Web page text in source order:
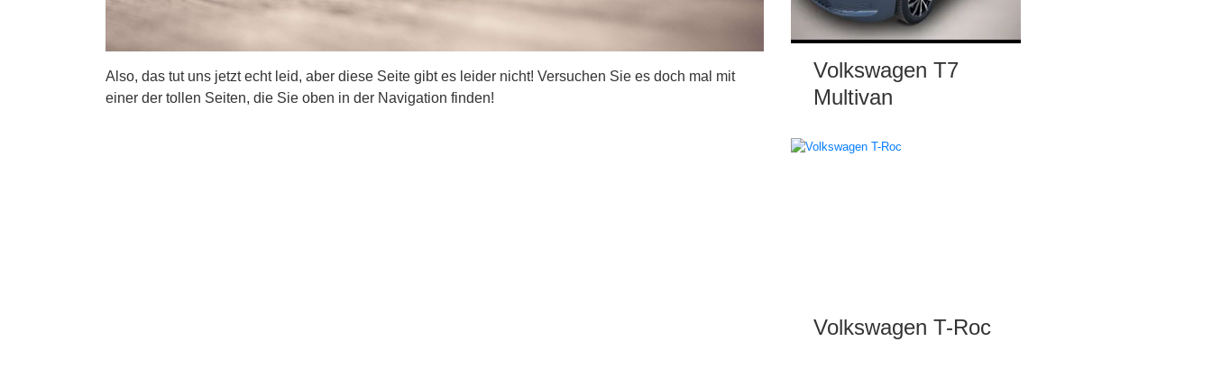
Also, das tut uns jetzt echt leid, aber diese Seite gibt es leider nicht! Versuchen Sie es doch mal mit
einer der tollen Seiten, die Sie oben in der Navigation finden!
Volkswagen T7
Multivan
Volkswagen T-Roc